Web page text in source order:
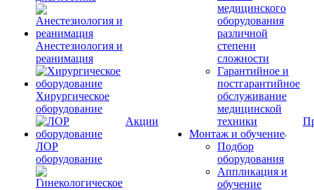
Анестезиология и
реанимация
Хирургическое
оборудование
ЛОР
оборудование
Акции
медицинского
оборудования
различной
степени
сложности
Гарантийное и
постгарантийное
обслуживание
медицинской
техники
Монтаж и обучение
Подбор
оборудования
Аппликация и
обучение